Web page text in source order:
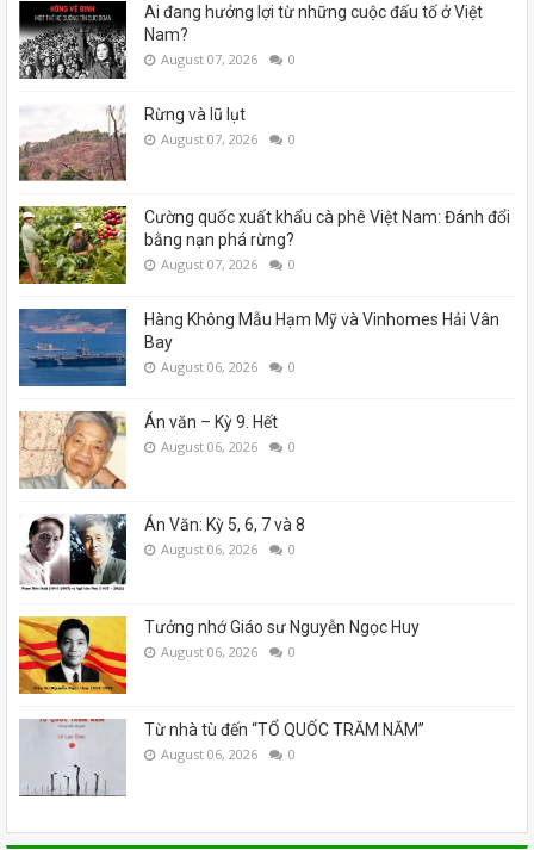
Ai đang hưởng lợi từ những cuộc đấu tố ở Việt
Nam?
August 07, 2026 0
Rừng và lũ lụt
August 07, 2026 0
Cường quốc xuất khẩu cà phê Việt Nam: Đánh đổi
bằng nạn phá rừng?
August 07, 2026 0
Hàng Không Mẫu Hạm Mỹ và Vinhomes Hải Vân
Bay
August 06, 2026 0
Án văn – Kỳ 9. Hết
August 06, 2026 0
Án Văn: Kỳ 5, 6, 7 và 8
August 06, 2026 0
Tưởng nhớ Giáo sư Nguyễn Ngọc Huy
August 06, 2026 0
Từ nhà tù đến “TỔ QUỐC TRĂM NĂM”
August 06, 2026 0